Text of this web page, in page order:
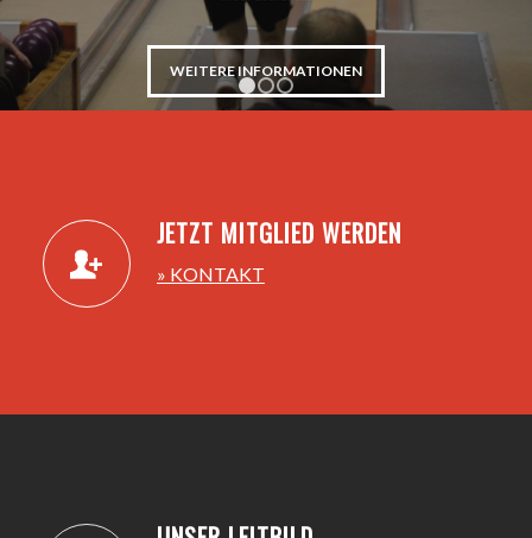
WEITERE INFORMATIONEN
1 2
JETZT MITGLIED WERDEN
» KONTAKT